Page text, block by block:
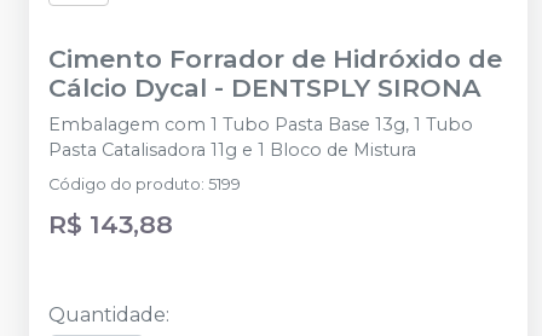
Cimento Forrador de Hidróxido de
Cálcio Dycal - DENTSPLY SIRONA
Embalagem com 1 Tubo Pasta Base 13g, 1 Tubo
Pasta Catalisadora 11g e 1 Bloco de Mistura
Código do produto: 5199
R$ 143,88
Quantidade: